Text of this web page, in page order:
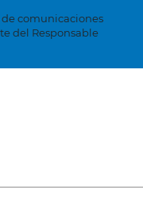
comunicaciones
del Responsable